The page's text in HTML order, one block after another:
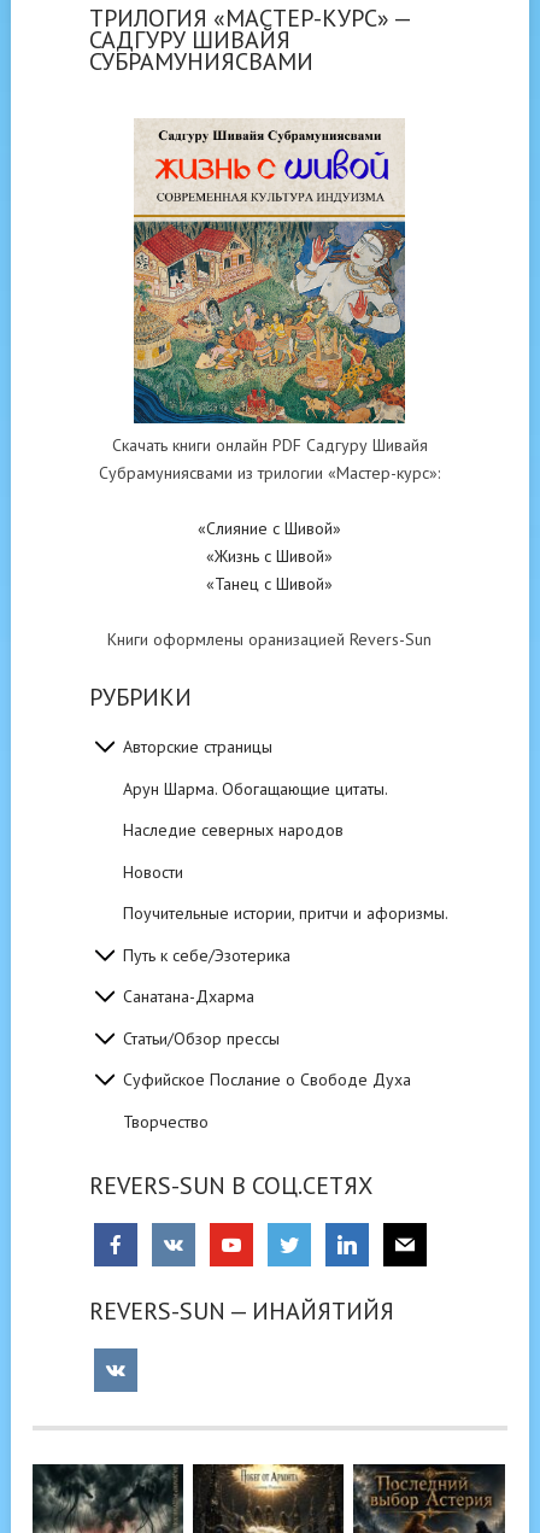
ТРИЛОГИЯ «МАСТЕР-КУРС» —
САДГУРУ ШИВАЙЯ
СУБРАМУНИЯСВАМИ
Скачать книги онлайн PDF Садгуру Шивайя
Субрамуниясвами из трилогии «Мастер-курс»:
«Слияние с Шивой»
«Жизнь с Шивой»
«Танец с Шивой»
Книги оформлены оранизацией Revers-Sun
РУБРИКИ
Авторские страницы
Арун Шарма. Обогащающие цитаты.
Наследие северных народов
Новости
Поучительные истории, притчи и афоризмы.
Путь к себе/Эзотерика
Санатана-Дхарма
Статьи/Обзор прессы
Суфийское Послание о Свободе Духа
Творчество
REVERS-SUN В СОЦ.СЕТЯХ
REVERS-SUN — ИНАЙЯТИЙЯ